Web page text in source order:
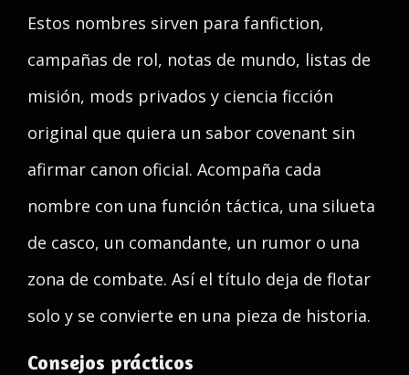
Estos nombres sirven para fanfiction,
campañas de rol, notas de mundo, listas de
misión, mods privados y ciencia ficción
original que quiera un sabor covenant sin
afirmar canon oficial. Acompaña cada
nombre con una función táctica, una silueta
de casco, un comandante, un rumor o una
zona de combate. Así el título deja de flotar
solo y se convierte en una pieza de historia.
Consejos prácticos